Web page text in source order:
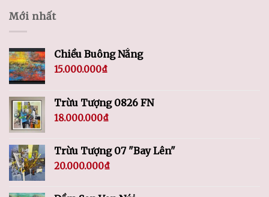
Mới nhất
Chiều Buông Nắng
15.000.000₫
Trừu Tượng 0826 FN
18.000.000₫
Trừu Tượng 07 "Bay Lên"
20.000.000₫